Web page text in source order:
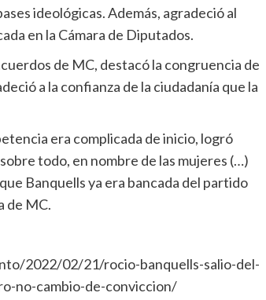
ideológicas. Además, agradeció al
en la Cámara de Diputados.
de MC, destacó la congruencia de
a la confianza de la ciudadanía que la
era complicada de inicio, logró
todo, en nombre de las mujeres (…)
Banquells ya era bancada del partido
de MC.
2022/02/21/rocio-banquells-salio-del-
no-cambio-de-conviccion/